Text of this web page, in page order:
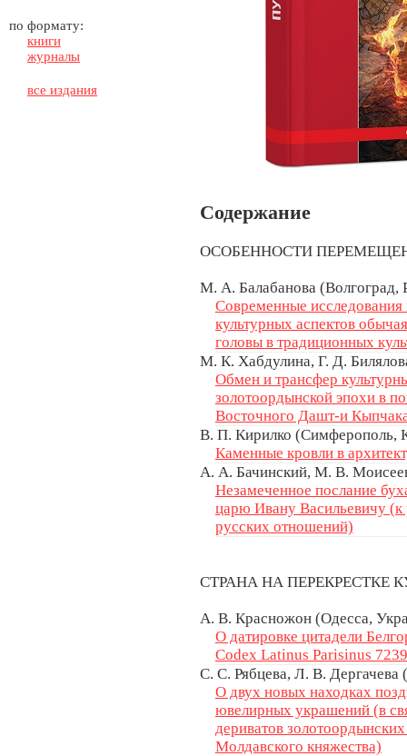
по формату:
книги
журналы
все издания
Содержание
ОСОБЕННОСТИ
М. А. Балабанова (Волгоград,
Современные
культурных аспектов
головы в традиционных
М. К. Хабдулина, Г. Д.
Обмен и трансфер
золотоордынской эпохи в
Восточного Дашт-и
В. П. Кирилко (Симферополь,
Каменные кровли в
А. А. Бачинский, М. В.
Незамеченное послание
царю Ивану Васильевичу (к
русских отношений)
СТРАНА НА ПЕРЕКРЕСТКЕ
А. В. Красножон (Одесса,
О датировке цитадели
Codex Latinus Parisinus 7239
С. С. Рябцева, Л. В.
О двух новых находках
ювелирных украшений (в
дериватов
Молдавского княжества)